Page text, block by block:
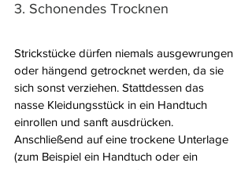
3. Schonendes Trocknen
Strickstücke dürfen niemals ausgewrungen
oder hängend getrocknet werden, da sie
sich sonst verziehen. Stattdessen das
nasse Kleidungsstück in ein Handtuch
einrollen und sanft ausdrücken.
Anschließend auf eine trockene Unterlage
(zum Beispiel ein Handtuch oder ein